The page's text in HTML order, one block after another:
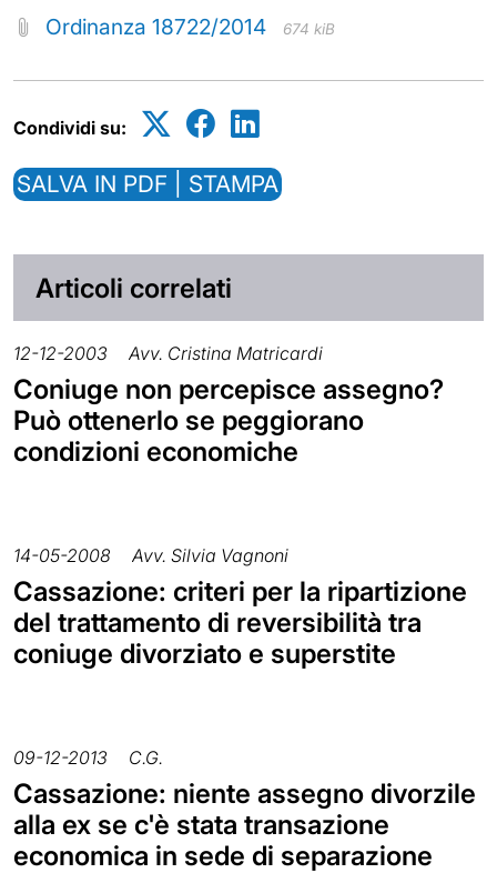
Ordinanza 18722/2014 674 kiB
Condividi su:
SALVA IN PDF | STAMPA
Articoli correlati
12-12-2003 Avv. Cristina Matricardi
Coniuge non percepisce assegno?
Può ottenerlo se peggiorano
condizioni economiche
14-05-2008 Avv. Silvia Vagnoni
Cassazione: criteri per la ripartizione
del trattamento di reversibilità tra
coniuge divorziato e superstite
09-12-2013 C.G.
Cassazione: niente assegno divorzile
alla ex se c'è stata transazione
economica in sede di separazione